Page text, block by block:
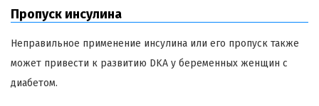
Пропуск инсулина
Неправильное применение инсулина или его пропуск также
может привести к развитию DKA у беременных женщин с
диабетом.